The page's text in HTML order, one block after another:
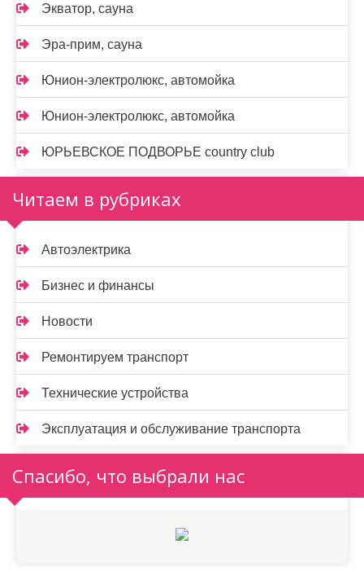
Экватор, сауна
Эра-прим, сауна
Юнион-электролюкс, автомойка
Юнион-электролюкс, автомойка
ЮРЬЕВСКОЕ ПОДВОРЬЕ country club
Читаем в рубриках
Автоэлектрика
Бизнес и финансы
Новости
Ремонтируем транспорт
Технические устройства
Эксплуатация и обслуживание транспорта
Спасибо, что выбрали нас